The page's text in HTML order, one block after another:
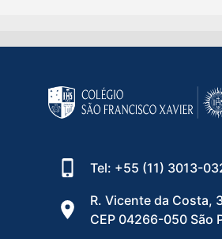
Tel: +55 (11) 3013-
R. Vicente da Costa,
CEP 04266-050 São